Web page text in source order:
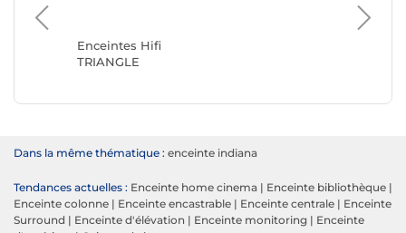
Enceintes Hifi
TRIANGLE
JBL
Dans la même thématique : enceinte indiana
Tendances actuelles : Enceinte home cinema | Enceinte bibliothèque |
Enceinte colonne | Enceinte encastrable | Enceinte centrale | Enceinte
Surround | Enceinte d'élévation | Enceinte monitoring | Enceinte